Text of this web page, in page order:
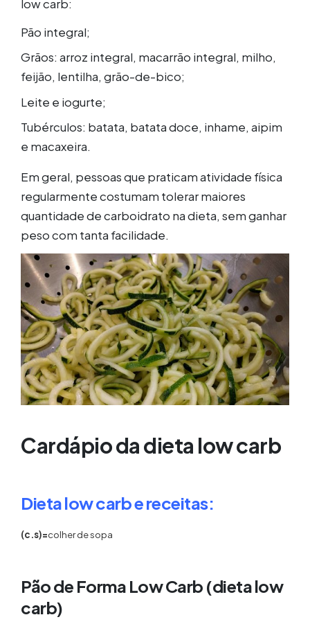
low carb:
Pão integral;
Grãos: arroz integral, macarrão integral, milho,
feijão, lentilha, grão-de-bico;
Leite e iogurte;
Tubérculos: batata, batata doce, inhame, aipim
e macaxeira.
Em geral, pessoas que praticam atividade física
regularmente costumam tolerar maiores
quantidade de carboidrato na dieta, sem ganhar
peso com tanta facilidade.
Cardápio da dieta low carb
Dieta low carb e receitas:
(c.s)=colher de sopa
Pão de Forma Low Carb (dieta low
carb)